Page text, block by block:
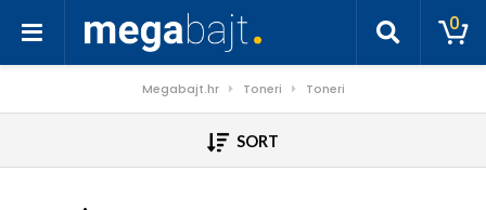
0
Megabajt.hr Toneri Toneri
SORT